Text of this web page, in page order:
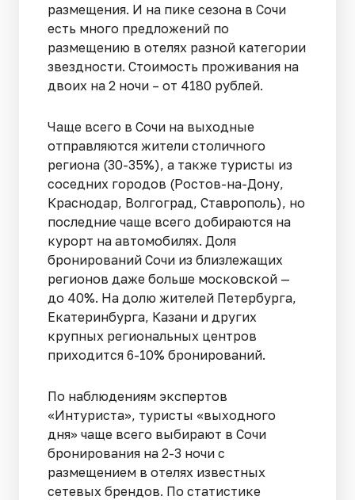
размещения. И на пике сезона в Сочи
есть много предложений по
размещению в отелях разной категории
звездности. Стоимость проживания на
двоих на 2 ночи – от 4180 рублей.
Чаще всего в Сочи на выходные
отправляются жители столичного
региона (30-35%), а также туристы из
соседних городов (Ростов-на-Дону,
Краснодар, Волгоград, Ставрополь), но
последние чаще всего добираются на
курорт на автомобилях. Доля
бронирований Сочи из близлежащих
регионов даже больше московской —
до 40%. На долю жителей Петербурга,
Екатеринбурга, Казани и других
крупных региональных центров
приходится 6-10% бронирований.
По наблюдениям экспертов
«Интуриста», туристы «выходного
дня» чаще всего выбирают в Сочи
бронирования на 2-3 ночи с
размещением в отелях известных
сетевых брендов. По статистике